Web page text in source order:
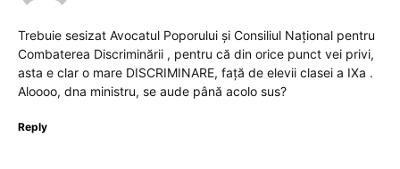
Trebuie sesizat Avocatul Poporului și Consiliul Național pentru
Combaterea Discriminării , pentru că din orice punct vei privi,
asta e clar o mare DISCRIMINARE, față de elevii clasei a IXa .
Aloooo, dna ministru, se aude până acolo sus?
Reply